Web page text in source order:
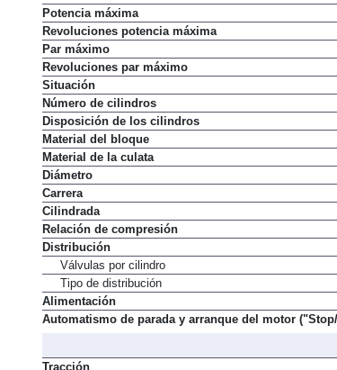
Combustible
Potencia máxima
Revoluciones potencia máxima
Par máximo
Revoluciones par máximo
Situación
Número de cilindros
Disposición de los cilindros
Material del bloque
Material de la culata
Diámetro
Carrera
Cilindrada
Relación de compresión
Distribución
Válvulas por cilindro
Tipo de distribución
Alimentación